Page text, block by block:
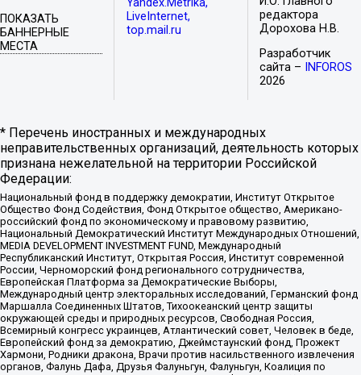
ПОКАЗАТЬ
БАННЕРНЫЕ
МЕСТА
Yandex.Metrika,
LiveInternet,
top.mail.ru
редактора
Дорохова Н.В.
Разработчик
сайта –
INFOROS
2026
* Перечень иностранных и международных
неправительственных организаций, деятельность которых
признана нежелательной на территории Российской
Федерации:
Национальный фонд в поддержку демократии, Институт Открытое
Общество Фонд Содействия, Фонд Открытое общество, Американо-
российский фонд по экономическому и правовому развитию,
Национальный Демократический Институт Международных Отношений,
MEDIA DEVELOPMENT INVESTMENT FUND, Международный
Республиканский Институт, Открытая Россия, Институт современной
России, Черноморский фонд регионального сотрудничества,
Европейская Платформа за Демократические Выборы,
Международный центр электоральных исследований, Германский фонд
Маршалла Соединенных Штатов, Тихоокеанский центр защиты
окружающей среды и природных ресурсов, Свободная Россия,
Всемирный конгресс украинцев, Атлантический совет, Человек в беде,
Европейский фонд за демократию, Джеймстаунский фонд, Прожект
Хармони, Родники дракона, Врачи против насильственного извлечения
органов, Фалунь Дафа, Друзья Фалуньгун, Фалуньгун, Коалиция по